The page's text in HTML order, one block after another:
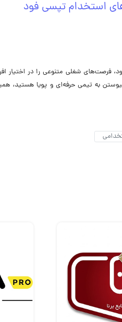
استخدام تپسی فود
فرصت‌های شغلی متنوعی را در اختیار
به تیمی حرفه‌ای و پویا هستید،